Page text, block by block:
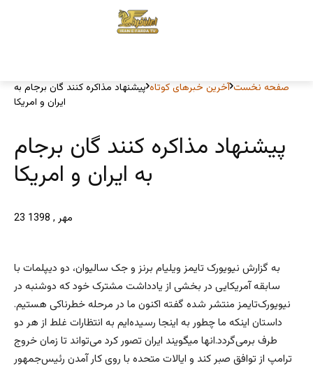
صفحه نخست آخرین خبرهای کوتاه پیشنهاد مذاکره کنند گان برجام به
ایران و امریکا
پیشنهاد مذاکره کنند گان برجام
به ایران و امریکا
23 مهر , 1398
به گزارش نیویورک تایمز ویلیام برنز و جک سالیوان، دو دیپلمات با
سابقه آمریکایی در بخشی از یادداشت مشترک خود که دوشنبه در
نیویورک‌تایمز منتشر شده گفته اکنون ما در مرحله خطرناکی هستیم.
داستان اینکه ما چطور به اینجا رسیده‌ایم به انتظارات غلط از هر دو
طرف برمی‌گردد.انها میگویند ایران تصور کرد می‌تواند تا زمان خروج
ترامپ از توافق صبر کند و ایالات متحده با روی کار آمدن رئیس‌جمهور